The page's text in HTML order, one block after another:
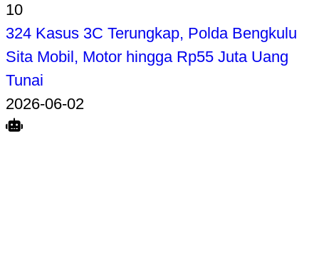
10
324 Kasus 3C Terungkap, Polda Bengkulu
Sita Mobil, Motor hingga Rp55 Juta Uang
Tunai
2026-06-02